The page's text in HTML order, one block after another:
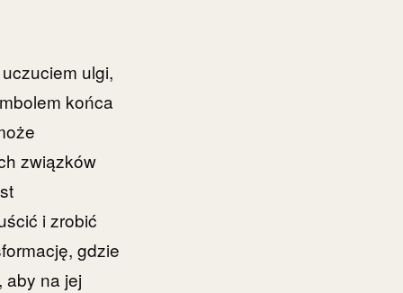
ulgi,
końca
związków
i zrobić
gdzie
aby na jej